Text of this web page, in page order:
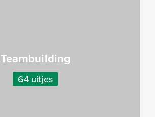
Teambuilding
64 uitjes